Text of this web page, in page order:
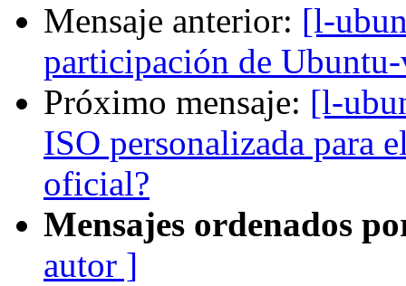
Mensaje anterior: [l-
participación de
Próximo mensaje: [l-
ISO personalizada para
oficial?
Mensajes ordenados
autor ]